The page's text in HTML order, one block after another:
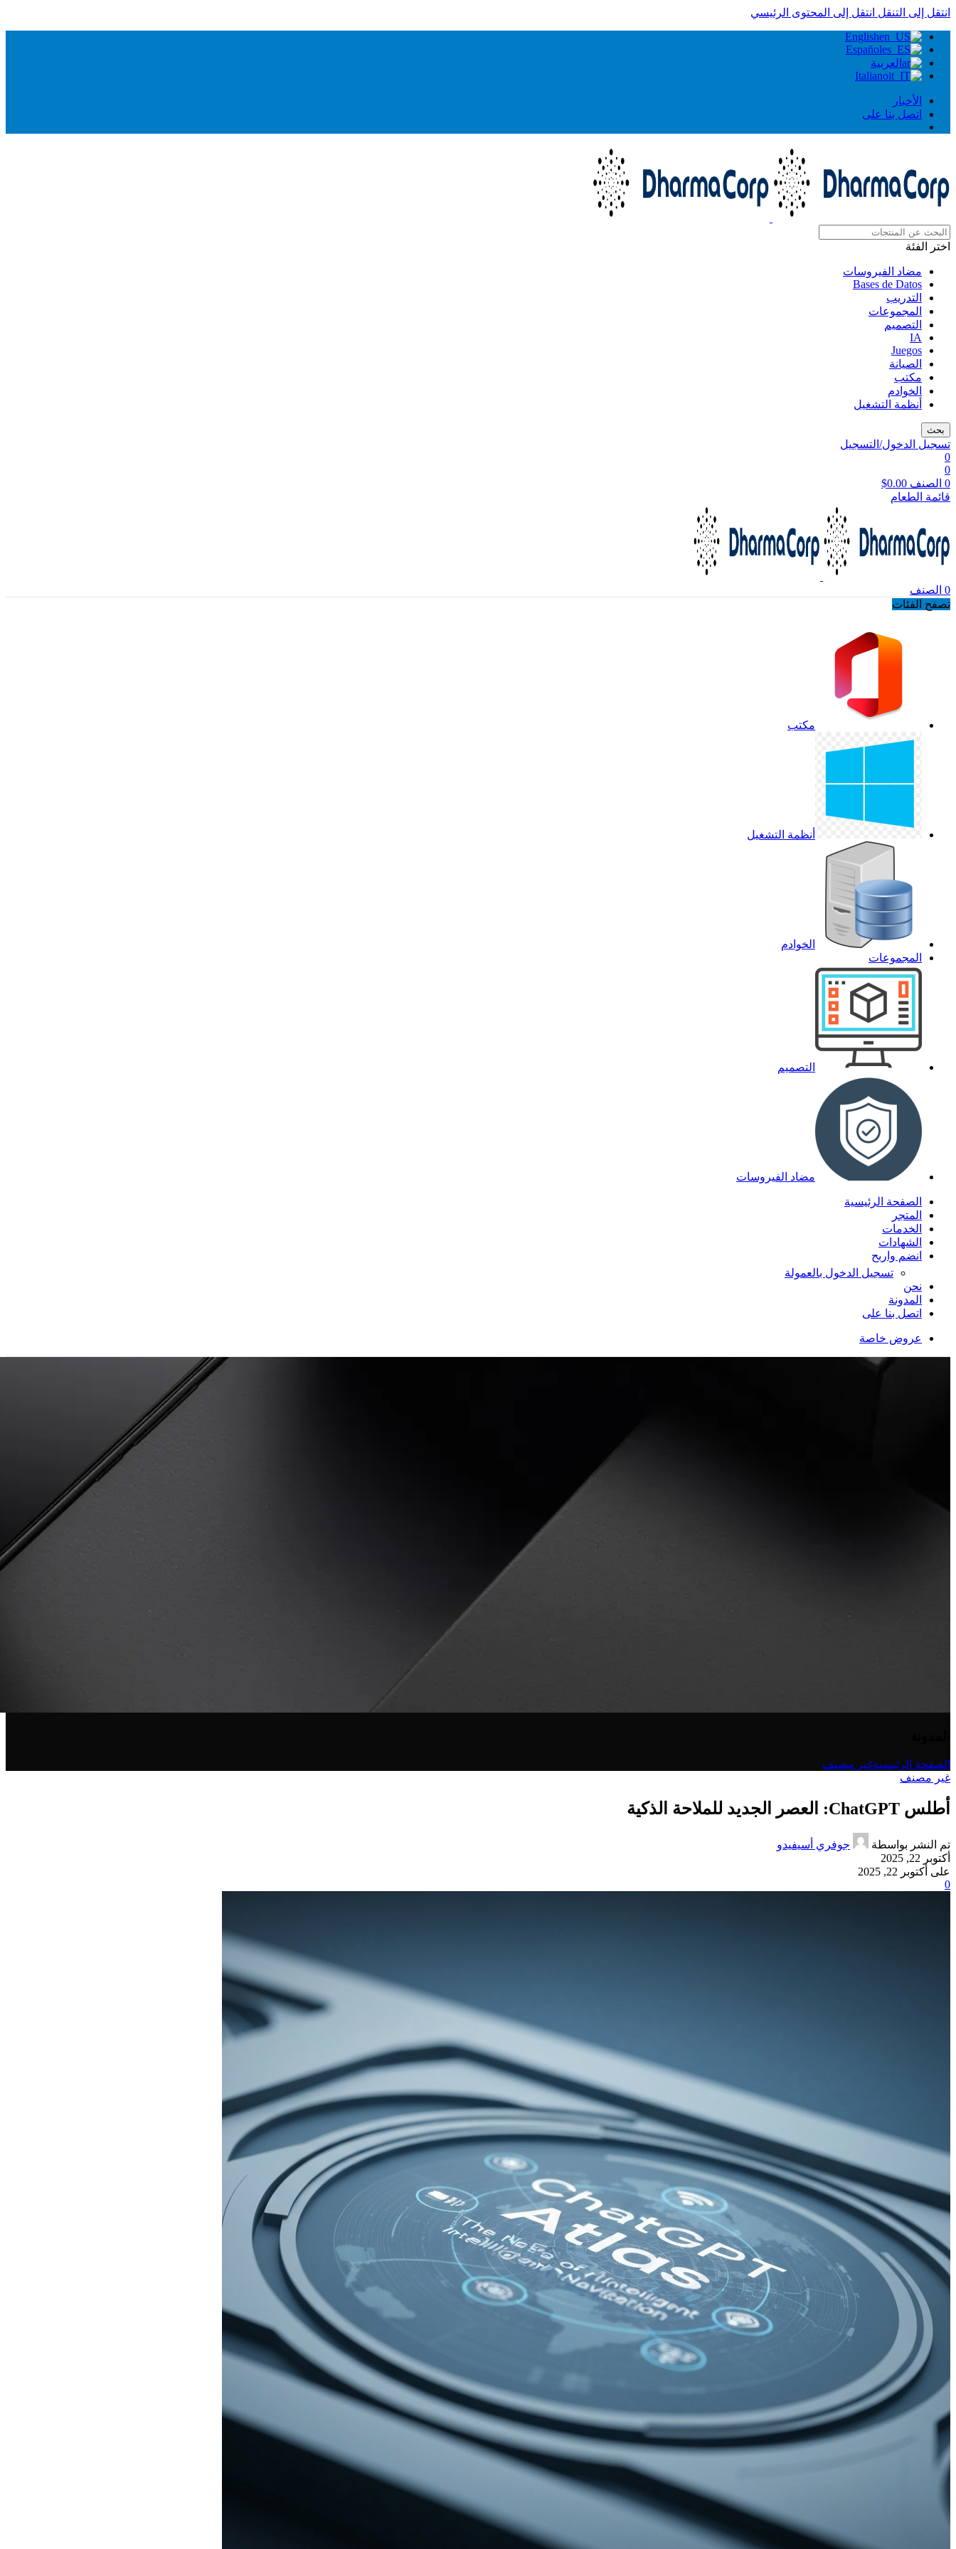
انتقل إلى التنقل انتقل إلى المحتوى الرئيسي
English
Español
العربية
Italiano
الأخبار
اتصل بنا على
اختر الفئة
مضاد الفيروسات
Bases de Datos
التدريب
المجموعات
التصميم
IA
Juegos
الصيانة
مكتب
الخوادم
أنظمة التشغيل
بحث
تسجيل الدخول/التسجيل
0
0
0 الصنف $0.00
قائمة الطعام
0 الصنف
تصفح الفئات
مكتب
أنظمة التشغيل
الخوادم
المجموعات
التصميم
مضاد الفيروسات
الصفحة الرئيسية
المتجر
الخدمات
الشهادات
انضم واربح
تسجيل الدخول بالعمولة
نحن
المدونة
اتصل بنا على
عروض خاصة
الصفحة الرئيسيةغير مصنف
غير مصنف
أطلس ChatGPT: العصر الجديد للملاحة الذكية
تم النشر بواسطة
جوفري أسيفيدو
أكتوبر 22, 2025
على أكتوبر 22, 2025
0